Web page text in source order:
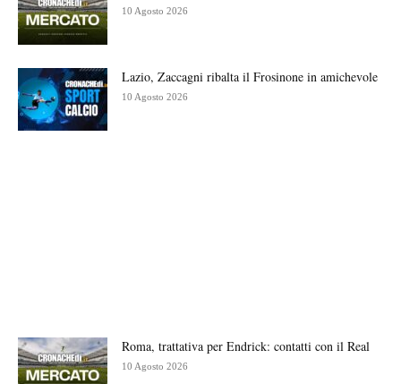
10 Agosto 2026
Lazio, Zaccagni ribalta il Frosinone in amichevole
10 Agosto 2026
Roma, trattativa per Endrick: contatti con il Real
10 Agosto 2026